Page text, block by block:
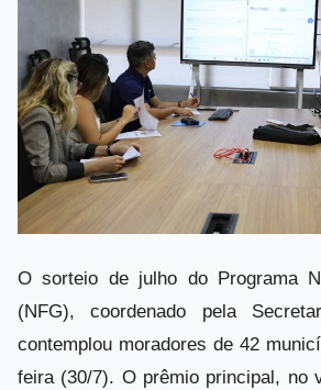
O sorteio de julho do Programa
(NFG), coordenado pela
contemplou moradores de 42
feira (30/7). O prêmio principal, no